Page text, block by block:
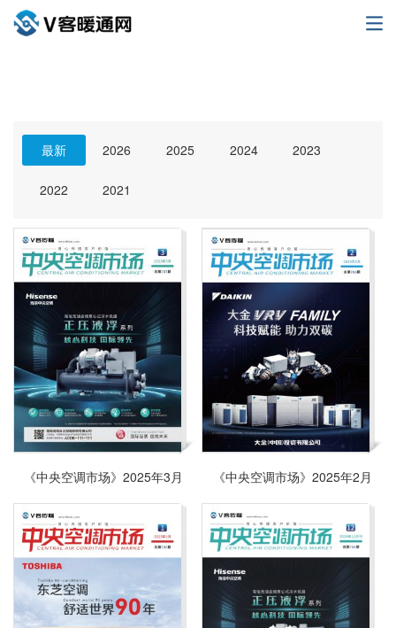
最新 2026 2025 2024 2023
2022 2021
《中央空调市场》2025年3月 《中央空调市场》2025年2月